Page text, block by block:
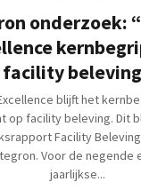
onderzoek:
facility
blijft het
op facility beleving. Dit
Facility
Voor de negende
jaarlijkse...